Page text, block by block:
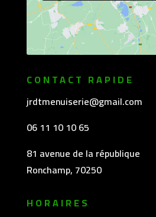
CONTACT RAPIDE
jrdtmenuiserie@gmail.com
06 11 10 10 65
81 avenue de la république
Ronchamp, 70250
HORAIRES